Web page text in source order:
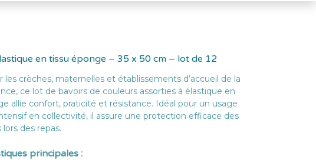
en tissu éponge – 35 x 50 cm – lot de 12
les crèches, maternelles et établissements d’accueil de la
ce lot de bavoirs de couleurs assorties à élastique en
allie confort, praticité et résistance. Idéal pour un usage
en collectivité, il assure une protection efficace des
des repas.
principales :